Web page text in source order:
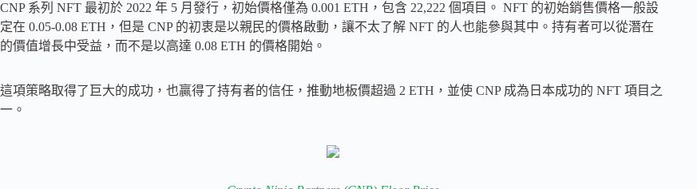
CNP 系列 NFT 最初於 2022 年 5 月發行，初始價格僅為 0.001 ETH，包含 22,222 個項目。 NFT 的初始銷售價格一般設
定在 0.05-0.08 ETH，但是 CNP 的初衷是以親民的價格啟動，讓不太了解 NFT 的人也能參與其中。持有者可以從潛在
的價值增長中受益，而不是以高達 0.08 ETH 的價格開始。
這項策略取得了巨大的成功，也贏得了持有者的信任，推動地板價超過 2 ETH，並使 CNP 成為日本成功的 NFT 項目之
一。